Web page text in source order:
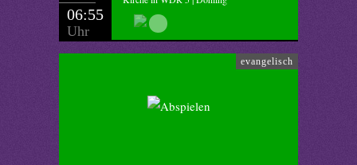
06:55
Uhr
evangelisch